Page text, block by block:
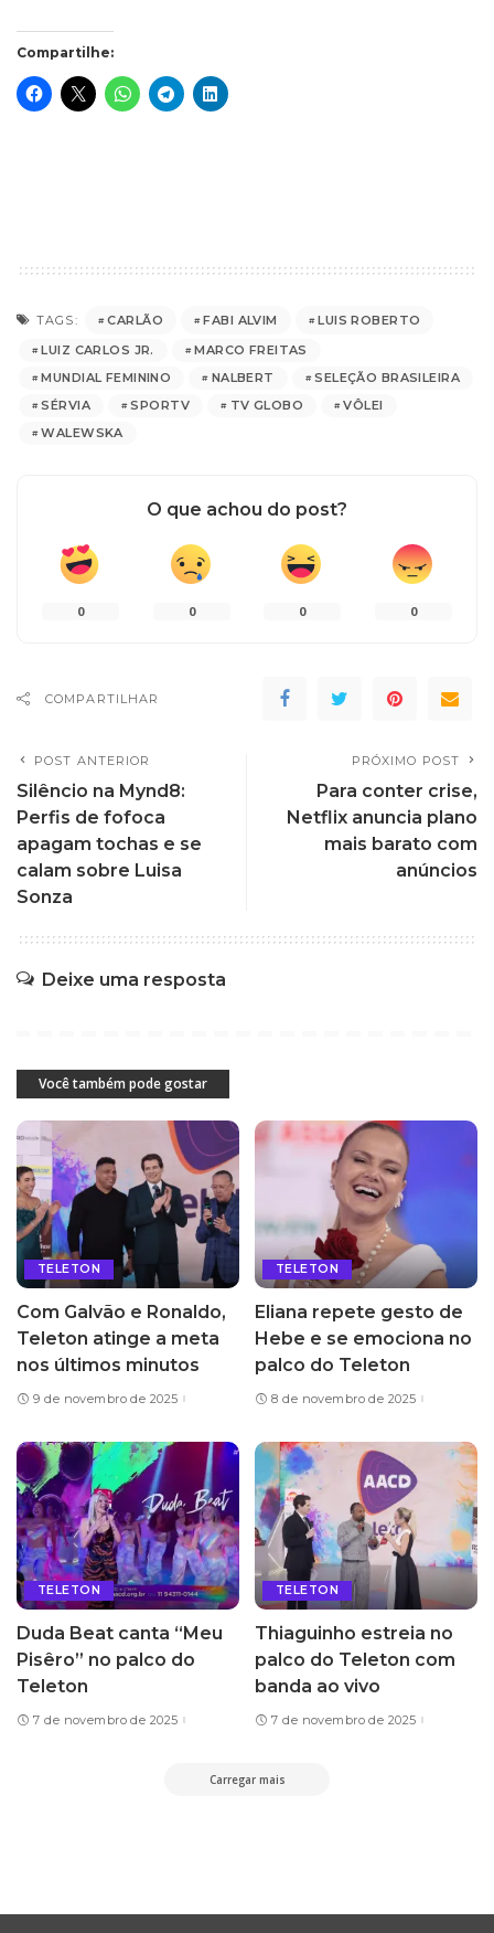
Compartilhe:
TAGS: CARLÃO FABI ALVIM
LUIS ROBERTO
LUIZ CARLOS JR.
MARCO FREITAS
MUNDIAL FEMININO
NALBERT
SELEÇÃO BRASILEIRA
SÉRVIA
SPORTV TV GLOBO
VÔLEI
WALEWSKA
O que achou do post?
0 0 0 0
COMPARTILHAR
POST ANTERIOR
Silêncio na Mynd8:
Perfis de fofoca
apagam tochas e se
calam sobre Luisa
Sonza
PRÓXIMO POST
Para conter crise,
Netflix anuncia plano
mais barato com
anúncios
Deixe uma resposta
Você também pode gostar
TELETON
Com Galvão e Ronaldo,
Teleton atinge a meta
nos últimos minutos
9 de novembro de 2025
TELETON
Eliana repete gesto de
Hebe e se emociona no
palco do Teleton
8 de novembro de 2025
TELETON
Duda Beat canta “Meu
Pisêro” no palco do
Teleton
7 de novembro de 2025
TELETON
Thiaguinho estreia no
palco do Teleton com
banda ao vivo
7 de novembro de 2025
Carregar mais